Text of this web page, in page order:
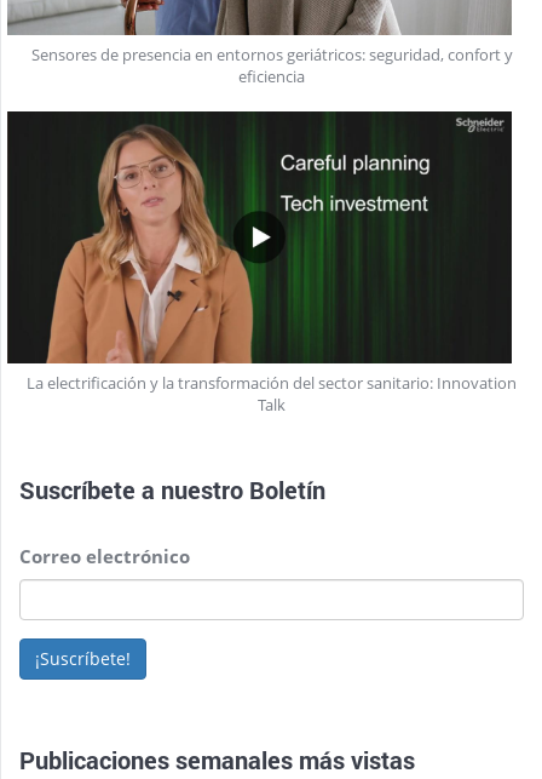
Sensores de presencia en entornos geriátricos: seguridad, confort y
eficiencia
La electrificación y la transformación del sector sanitario: Innovation
Talk
Suscríbete a nuestro Boletín
Correo electrónico
¡Suscríbete!
Publicaciones semanales más vistas